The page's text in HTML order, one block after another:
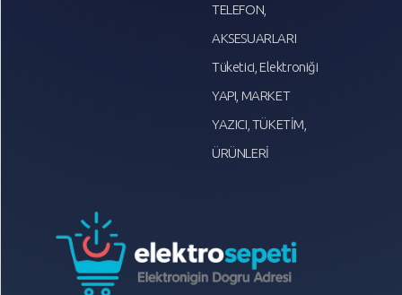
TELEFON,
AKSESUARLARI
Tüketici, Elektroniği
YAPI, MARKET
YAZICI, TÜKETİM,
ÜRÜNLERİ